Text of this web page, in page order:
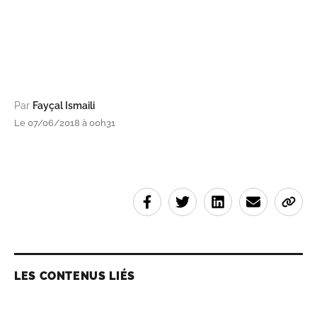
Par Fayçal Ismaili
Le 07/06/2018 à 00h31
LES CONTENUS LIÉS